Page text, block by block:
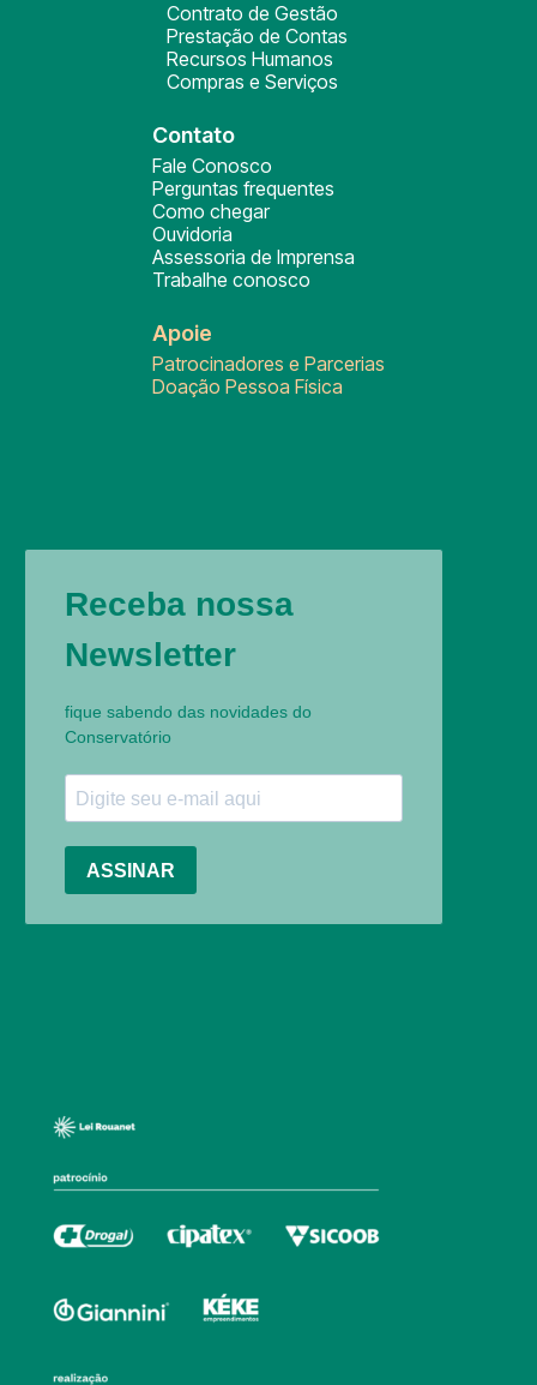
Contrato de Gestão
Prestação de Contas
Recursos Humanos
Compras e Serviços
Contato
Fale Conosco
Perguntas frequentes
Como chegar
Ouvidoria
Assessoria de Imprensa
Trabalhe conosco
Apoie
Patrocinadores e Parcerias
Doação Pessoa Física